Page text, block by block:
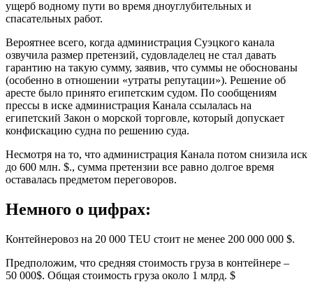
ущерб водному пути во время дноуглубительных и
спасательных работ.
Вероятнее всего, когда администрация Суэцкого канала
озвучила размер претензий, судовладелец не стал давать
гарантию на такую сумму, заявив, что суммы не обоснованы
(особенно в отношении «утраты репутации»). Решение об
аресте было принято египетским судом. По сообщениям
прессы в иске администрация Канала ссылалась на
египетский Закон о морской торговле, который допускает
конфискацию судна по решению суда.
Несмотря на то, что администрация Канала потом снизила иск
до 600 млн. $., сумма претензии все равно долгое время
оставалась предметом переговоров.
Немного о цифрах:
Контейнеровоз на 20 000 TEU стоит не менее 200 000 000 $.
Предположим, что средняя стоимость груза в контейнере –
50 000$. Общая стоимость груза около 1 млрд. $